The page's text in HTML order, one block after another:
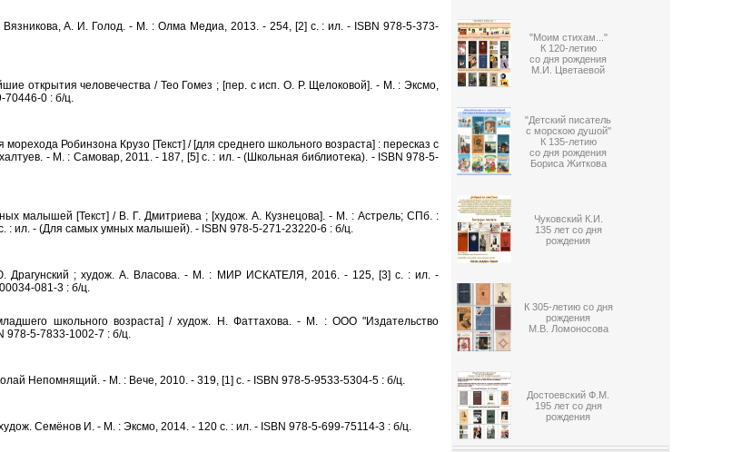
А. И. Голод. - М. : Олма Медиа, 2013. - 254, [2] с. : ил. - ISBN 978-5-373-
открытия человечества / Тео Гомез ; [пер. с исп. О. Р. Щелоковой]. - М. : Эксмо,
70446-0 : б/ц.
Робинзона Крузо [Текст] / [для среднего школьного возраста] : пересказ с
- М. : Самовар, 2011. - 187, [5] с. : ил. - (Школьная библиотека). - ISBN 978-5-
малышей [Текст] / В. Г. Дмитриева ; [худож. А. Кузнецова]. - М. : Астрель; СПб. :
: ил. - (Для самых умных малышей). - ISBN 978-5-271-23220-6 : б/ц.
Драгунский ; худож. А. Власова. - М. : МИР ИСКАТЕЛЯ, 2016. - 125, [3] с. : ил. -
081-3 : б/ц.
школьного возраста] / худож. Н. Фаттахова. - М. : ООО "Издательство
978-5-7833-1002-7 : б/ц.
Непомнящий. - М. : Вече, 2010. - 319, [1] с. - ISBN 978-5-9533-5304-5 : б/ц.
Семёнов И. - М. : Эксмо, 2014. - 120 с. : ил. - ISBN 978-5-699-75114-3 : б/ц.
"Моим стихам..."
К 120-летию
со дня рождения
М.И. Цветаевой
"Детский писатель
с морскою душой"
К 135-летию
со дня рождения
Бориса Житкова
Чуковский К.И.
135 лет со дня
рождения
К 305-летию со дня
рождения
М.В. Ломоносова
Достоевский Ф.М.
195 лет со дня
рождения